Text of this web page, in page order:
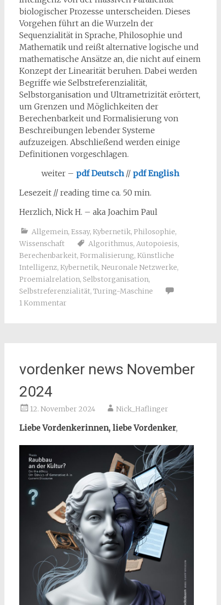
biologischer Prozesse unterscheiden. Dieses
Vorgehen führt an die Wurzeln der
Sequenzialität in Sprache, Philosophie und
Mathematik und reißt alternative logische und
mathematische Ansätze an, die nicht auf einem
Konzept der Linearität beruhen. Dabei werden
Begriffe wie Selbstreferenzialität,
Selbstorganisation und Ultrametrizität erörtert,
um Grenzen und Möglichkeiten der
Berechenbarkeit und Formalisierung von
Beschreibungen lebender Systeme
aufzuzeigen. Abschließend werden einige
Definitionen vorgeschlagen.
weiter – pdf Deutsch// pdf English
Lesezeit // reading time ca. 50 min.
Herzlich, Nick H. – aka Joachim Paul
Allgemein, Essay, Kybernetik, Philosophie,
Wissenschaft
Algorithmus, Autopoiesis,
Berechenbarkeit, Formalisierung, Künstliche
Intelligenz, Kybernetik, Neuronale Netzwerke,
Proemialrelation, Selbstorganisation,
Selbstreferenzialität, Turing-Maschine
1 Kommentar
vordenker news November
2024
12. November 2024 Nick_Haflinger
Liebe Vordenkerinnen, liebe Vordenker,